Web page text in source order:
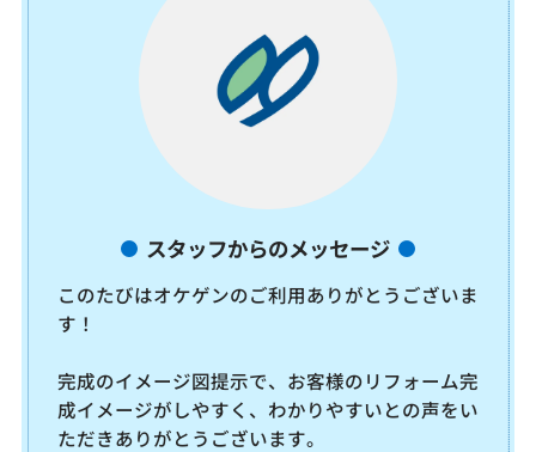
スタッフからのメッセージ
このたびはオケゲンのご利用ありがとうございま
す！
完成のイメージ図提示で、お客様のリフォーム完
成イメージがしやすく、わかりやすいとの声をい
ただきありがとうございます。